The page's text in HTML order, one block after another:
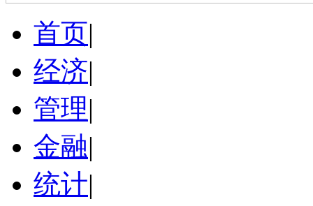
首页|
经济|
管理|
金融|
统计|